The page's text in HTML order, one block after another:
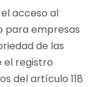
acceso al
para empresas
de las
el registro
del artículo 118